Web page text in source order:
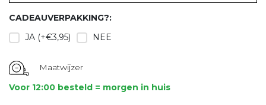
CADEAUVERPAKKING?:
JA (+€3,95)
NEE
Maatwijzer
Voor 12:00 besteld = morgen in huis